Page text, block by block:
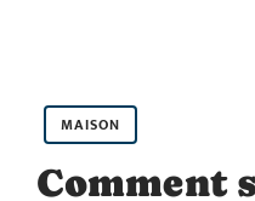
MAISON
Comment